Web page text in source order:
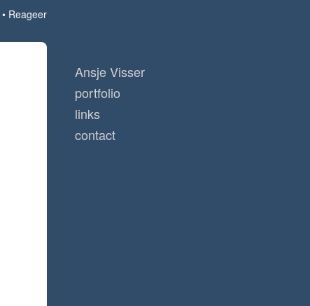
Reageer
Ansje Visser
portfolio
links
contact